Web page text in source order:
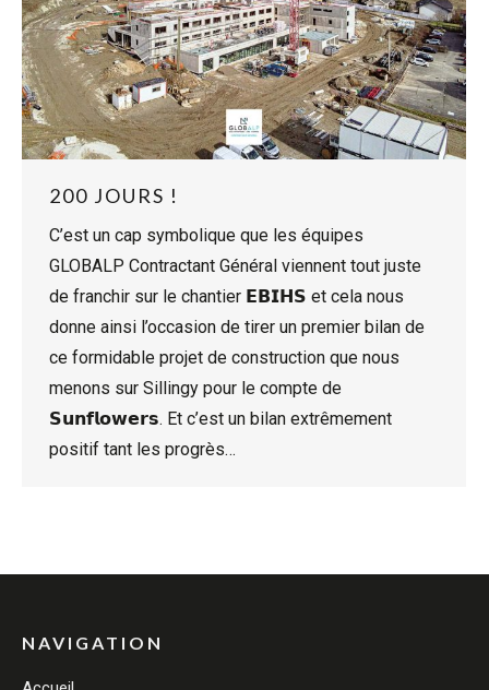
200 JOURS !
C’est un cap symbolique que les équipes
GLOBALP Contractant Général viennent tout juste
de franchir sur le chantier 𝗘𝗕𝗜𝗛𝗦 et cela nous
donne ainsi l’occasion de tirer un premier bilan de
ce formidable projet de construction que nous
menons sur Sillingy pour le compte de
𝗦𝘂𝗻𝗳𝗹𝗼𝘄𝗲𝗿𝘀. Et c’est un bilan extrêmement
positif tant les progrès…
NAVIGATION